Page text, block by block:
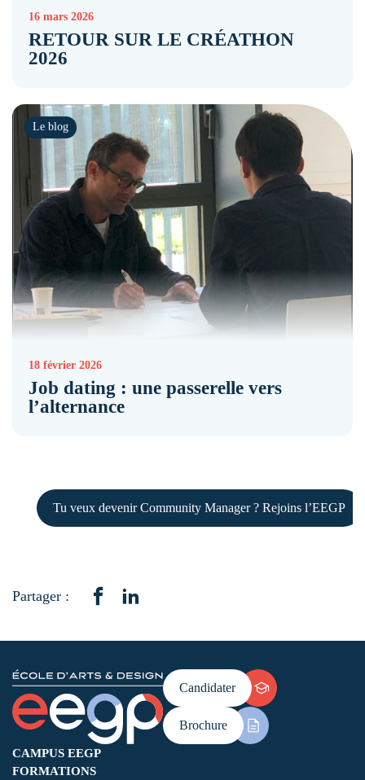
16 mars 2026
RETOUR SUR LE CRÉATHON
2026
Le blog
18 février 2026
Job dating : une passerelle vers
l’alternance
Tu veux devenir Community Manager ? Rejoins l’EEGP
Partager :
Candidater
Brochure
CAMPUS EEGP
FORMATIONS